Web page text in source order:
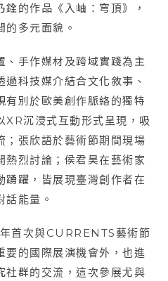
的作品《入岫：穹頂》，
的多元面貌。
、手作媒材及跨域實踐為主
科技媒介結合文化敘事、
有別於歐美創作脈絡的獨特
XR沉浸式互動形式呈現，吸
；張欣語於藝術節期間現場
熱烈討論；侯君昊在藝術家
踴躍，皆展現臺灣創作者在
話能量。
首次與CURRENTS藝術節
要的國際展演機會外，也進
社群的交流，這次參展尤與